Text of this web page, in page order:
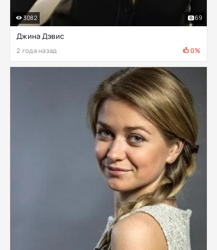
Джина Дэвис
2 года назад 0%
3082 69